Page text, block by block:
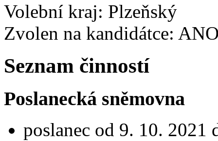
Volební kraj: Plzeňský
Zvolen na kandidátce:
Seznam činností
Poslanecká sněmovna
poslanec od 9. 10. 2021